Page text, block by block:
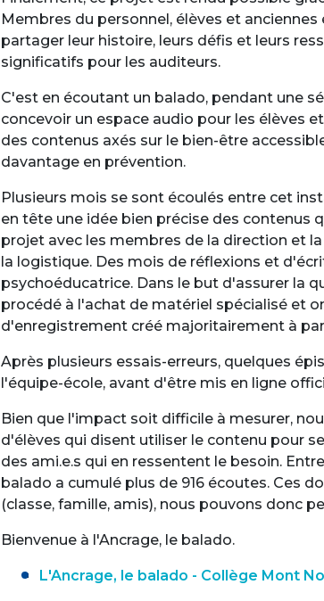
Membres du personnel, élèves et
partager leur histoire, leurs défis et leurs
significatifs pour les auditeurs.
C'est en écoutant un balado, pendant une
concevoir un espace audio pour les élèves
des contenus axés sur le bien-être
davantage en prévention.
Plusieurs mois se sont écoulés entre cet
en tête une idée bien précise des contenus
projet avec les membres de la direction et
la logistique. Des mois de réflexions et
psychoéducatrice. Dans le but d'assurer la
procédé à l'achat de matériel spécialisé et
d'enregistrement créé majoritairement à
Après plusieurs essais-erreurs, quelques
l'équipe-école, avant d'être mis en ligne
Bien que l'impact soit difficile à mesurer,
d'élèves qui disent utiliser le contenu pour
des ami.e.s qui en ressentent le besoin.
balado a cumulé plus de 916 écoutes. Ces
(classe, famille, amis), nous pouvons donc
Bienvenue à l'Ancrage, le balado.
L'Ancrage, le balado - Collège Mont